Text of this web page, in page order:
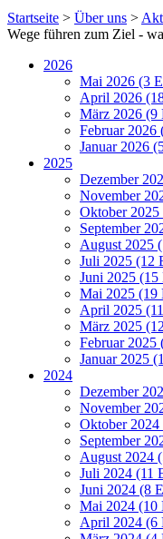
Startseite > Über uns >
Wege führen zum Ziel -
2026
Mai 2026 (3
April 2026
März 2026 (9
Februar 2026
Januar 2026
2025
Dezember
November
Oktober 2025
September
August 2025
Juli 2025 (12
Juni 2025 (15
Mai 2025 (19
April 2025
März 2025
Februar 2025
Januar 2025
2024
Dezember
November
Oktober
September
August 2024
Juli 2024 (11
Juni 2024 (8
Mai 2024 (10
April 2024 (6